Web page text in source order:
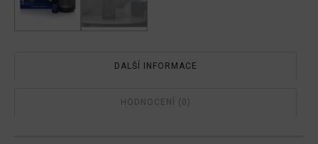
DALŠÍ INFORMACE
HODNOCENÍ (0)